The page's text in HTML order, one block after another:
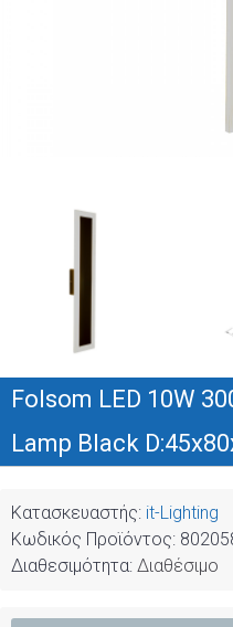
Folsom LED 10W
Lamp Black
Κατασκευαστής: it-Lighting
Κωδικός Προϊόντος:
Διαθεσιμότητα: Διαθέσιμο